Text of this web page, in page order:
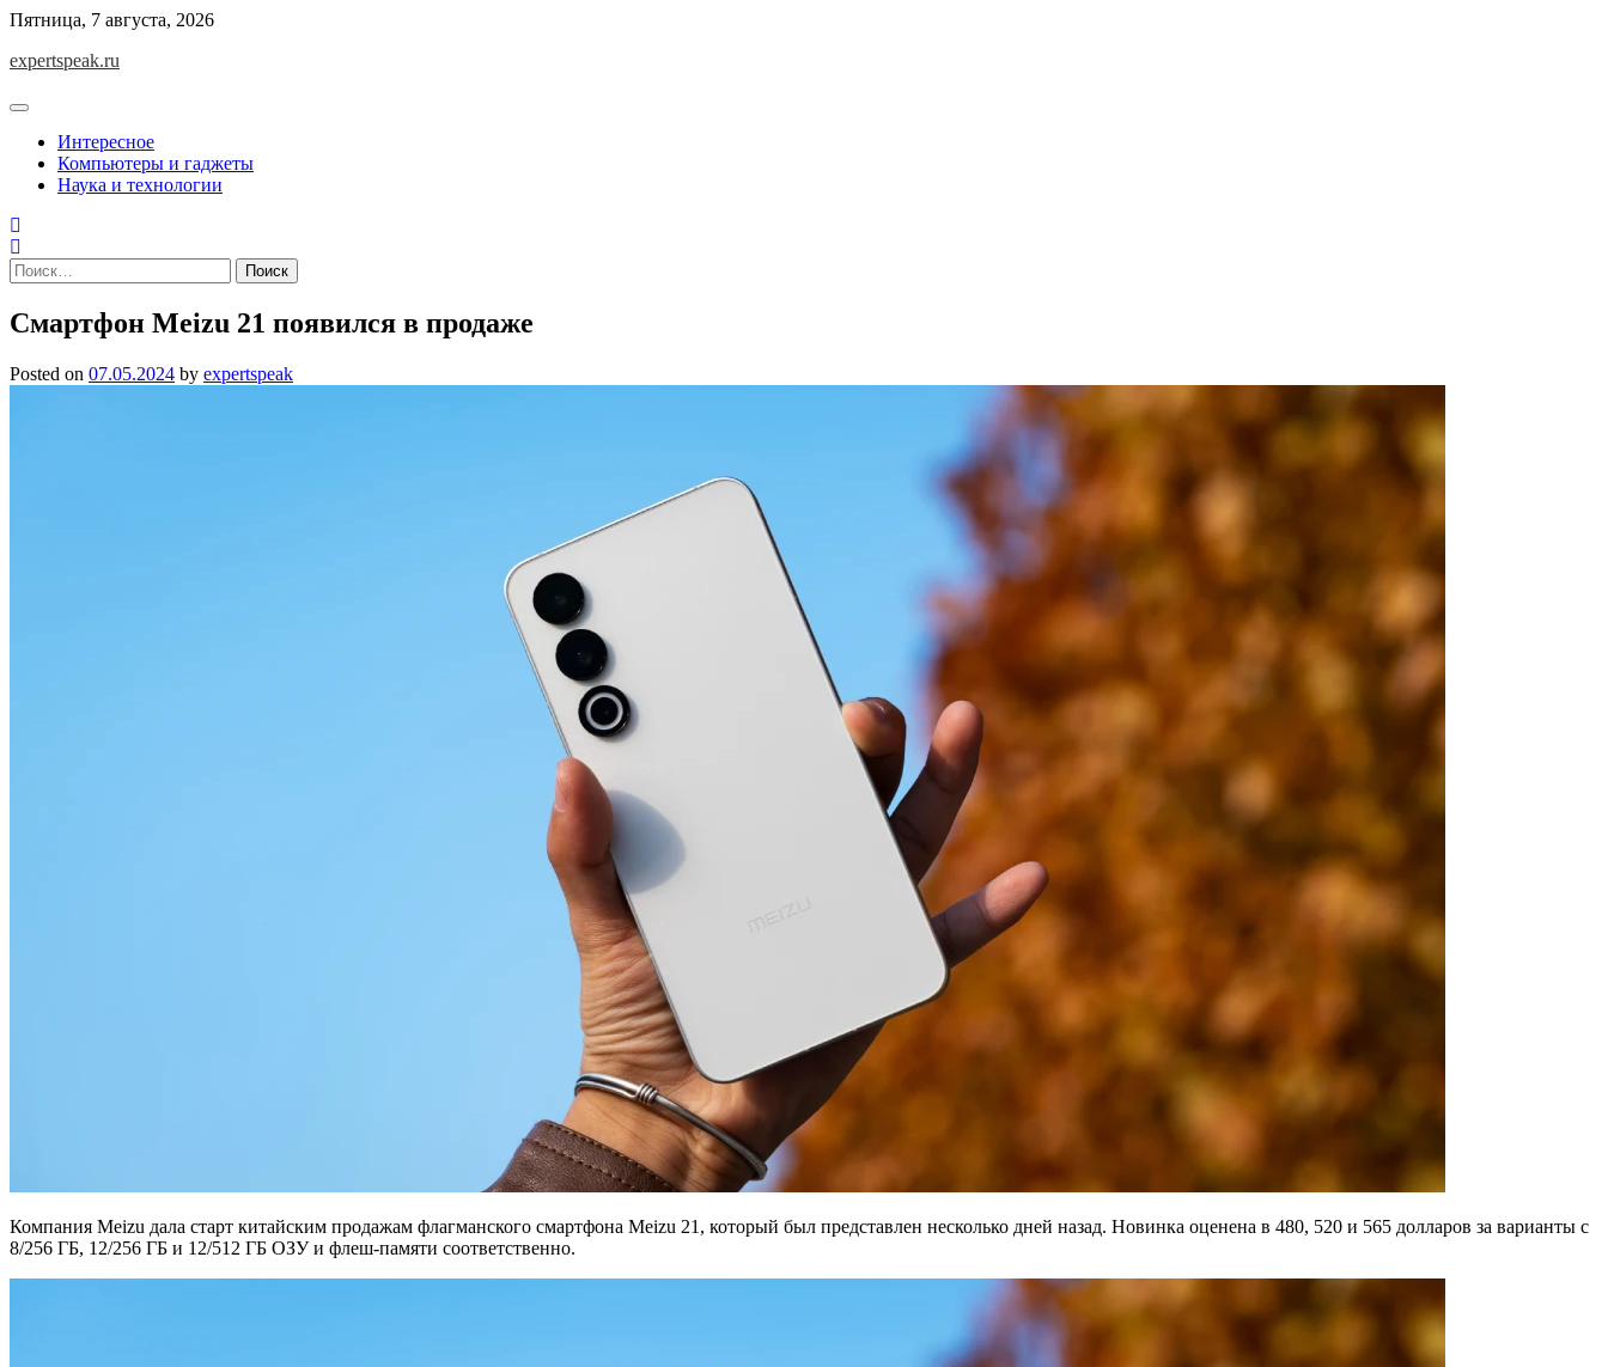
Skip
content
Пятница, 7 августа, 2026
expertspeak.ru
Интересное
Компьютеры и гаджеты
Наука и технологии
Найти:
Смартфон Meizu 21 появился в продаже
Posted on 07.05.2024 by expertspeak
Компания Meizu дала старт китайским продажам флагманского смартфона Meizu 21, который был представлен несколько дней назад. Новинка оценена в 480, 520 и 565 долларов за варианты с
8/256 ГБ, 12/256 ГБ и 12/512 ГБ ОЗУ и флеш-памяти соответственно.